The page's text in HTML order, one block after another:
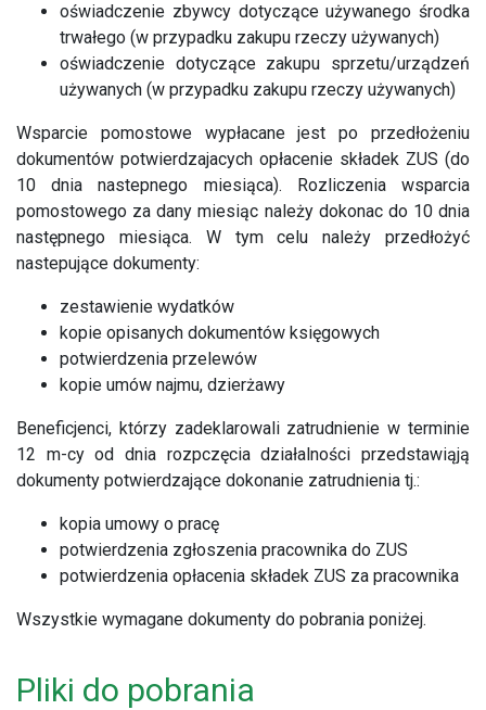
oświadczenie zbywcy dotyczące używanego środka
trwałego (w przypadku zakupu rzeczy używanych)
oświadczenie dotyczące zakupu sprzetu/urządzeń
używanych (w przypadku zakupu rzeczy używanych)
Wsparcie pomostowe wypłacane jest po przedłożeniu
dokumentów potwierdzajacych opłacenie składek ZUS (do
10 dnia nastepnego miesiąca). Rozliczenia wsparcia
pomostowego za dany miesiąc należy dokonac do 10 dnia
następnego miesiąca. W tym celu należy przedłożyć
nastepujące dokumenty:
zestawienie wydatków
kopie opisanych dokumentów księgowych
potwierdzenia przelewów
kopie umów najmu, dzierżawy
Beneficjenci, którzy zadeklarowali zatrudnienie w terminie
12 m-cy od dnia rozpczęcia działalności przedstawiąją
dokumenty potwierdzające dokonanie zatrudnienia tj.:
kopia umowy o pracę
potwierdzenia zgłoszenia pracownika do ZUS
potwierdzenia opłacenia składek ZUS za pracownika
Wszystkie wymagane dokumenty do pobrania poniżej.
Pliki do pobrania